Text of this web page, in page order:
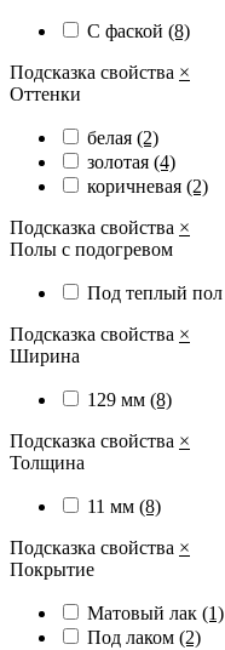
С фаской (8)
Подсказка свойства ×
Оттенки
белая (2)
золотая (4)
коричневая (2)
Подсказка свойства ×
Полы с подогревом
Под теплый пол
Подсказка свойства ×
Ширина
129 мм (8)
Подсказка свойства ×
Толщина
11 мм (8)
Подсказка свойства ×
Покрытие
Матовый лак (1)
Под лаком (2)